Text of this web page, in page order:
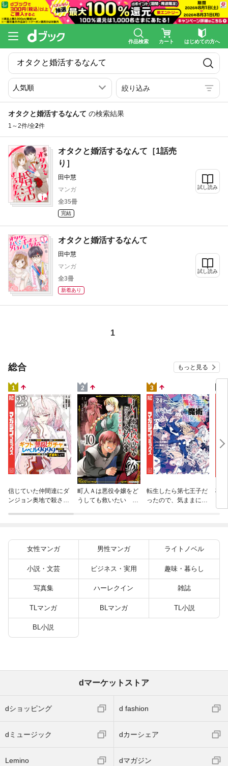
作品検索 カート はじめての方へ
絞り込み
オタクと婚活するなんて の検索結果
1～2件/全2件
オタクと婚活するなんて［1話売
り］
田中慧
マンガ
全35冊
完結
試し読み
オタクと婚活するなんて
田中慧
マンガ
全3冊
新着あり
試し読み
1
総合 もっと見る
1
信じていた仲間達にダ
ンジョン奥地で殺され
バーと世界に復讐＆
（２３）
2
町人Ａは悪役令嬢をど
うしても救いたい ～
3
転生したら第七王子だ
ったので、気ままに魔
杖
女性マンガ 男性マンガ ライトノベル
小説・文芸 ビジネス・実用 趣味・暮らし
写真集 ハーレクイン 雑誌
TLマンガ BLマンガ TL小説
BL小説
dマーケットストア
dショッピング d fashion
dミュージック dカーシェア
Lemino dマガジン